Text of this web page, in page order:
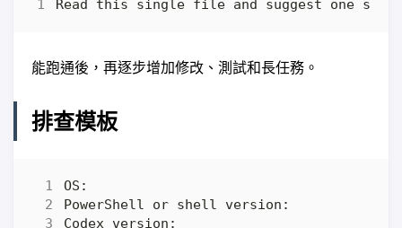
能跑通後，再逐步增加修改、測試和長任務。
排查模板